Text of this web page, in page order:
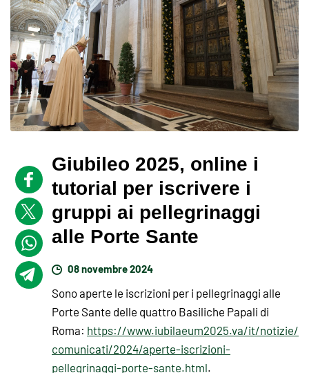
Giubileo 2025, online i
tutorial per iscrivere i
gruppi ai pellegrinaggi
alle Porte Sante
08 novembre 2024
Sono aperte le iscrizioni per i pellegrinaggi alle
Porte Sante delle quattro Basiliche Papali di
Roma: https://www.iubilaeum2025.va/it/notizie/
comunicati/2024/aperte-iscrizioni-
pellegrinaggi-porte-sante.html.